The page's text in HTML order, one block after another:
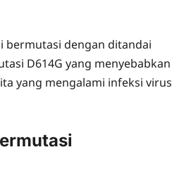
bermutasi dengan ditandai
D614G yang menyebabkan
yang mengalami infeksi virus